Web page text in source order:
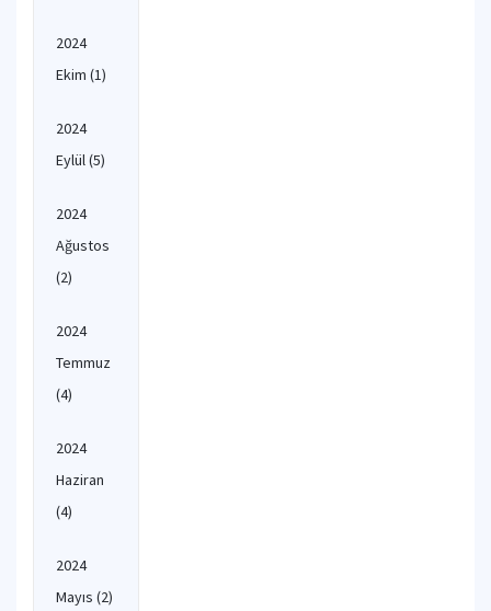
2024
Ekim (1)
2024
Eylül(5)
2024
Ağustos
(2)
2024
Temmuz
(4)
2024
Haziran
(4)
2024
Mayıs (2)